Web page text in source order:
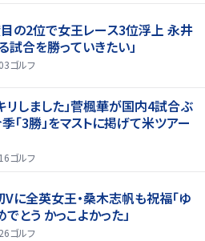
の2位で女王レース3位浮上 永井
試合を勝っていきたい」
ゴルフ
リしました」菅楓華が国内4試合ぶ
「3勝」をマストに掲げて米ツアー
ゴルフ
に全英女王・桑木志帆も祝福「ゆ
とう かっこよかった」
ゴルフ